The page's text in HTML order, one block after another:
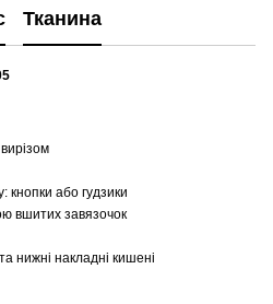
Тканина
кнопки або гудзики
вшитих завязочок
нижні накладні кишені